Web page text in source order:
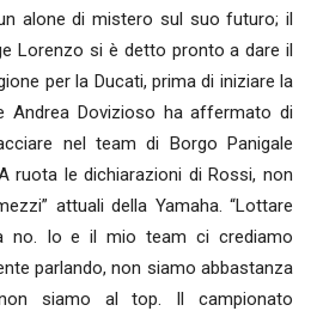
alone di mistero sul suo futuro; il
Lorenzo si è detto pronto a dare il
per la Ducati, prima di iniziare la
Andrea Dovizioso ha affermato di
nel team di Borgo Panigale
ruota le dichiarazioni di Rossi, non
attuali della Yamaha. “Lottare
no. Io e il mio team ci crediamo
parlando, non siamo abbastanza
siamo al top. Il campionato